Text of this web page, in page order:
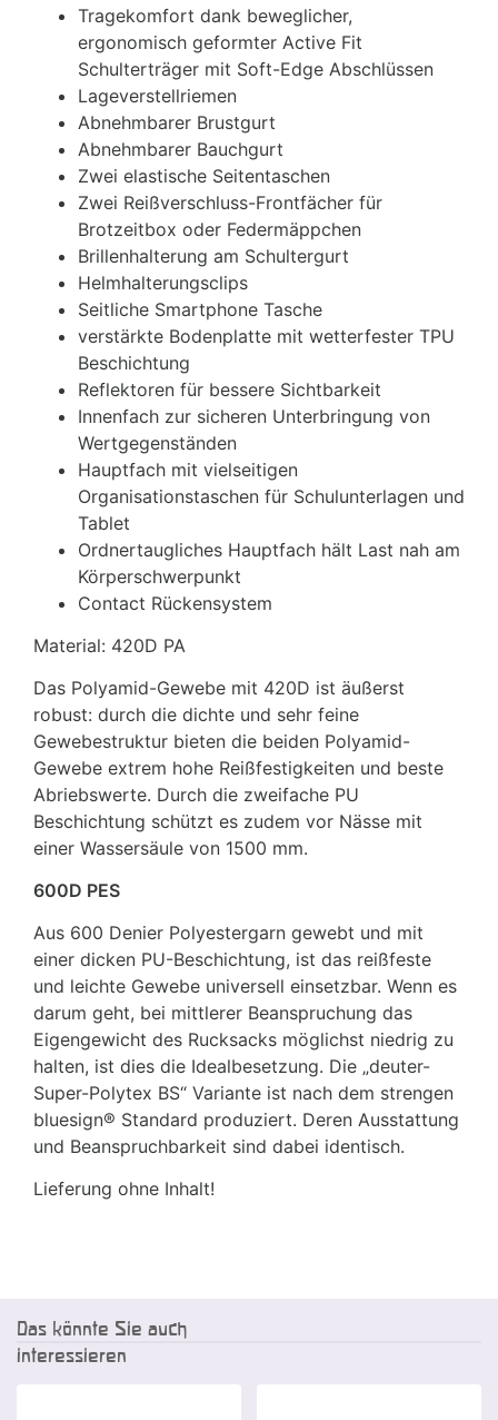
Tragekomfort dank beweglicher,
ergonomisch geformter Active Fit
Schulterträger mit Soft-Edge Abschlüssen
Lageverstellriemen
Abnehmbarer Brustgurt
Abnehmbarer Bauchgurt
Zwei elastische Seitentaschen
Zwei Reißverschluss-Frontfächer für
Brotzeitbox oder Federmäppchen
Brillenhalterung am Schultergurt
Helmhalterungsclips
Seitliche Smartphone Tasche
verstärkte Bodenplatte mit wetterfester TPU
Beschichtung
Reflektoren für bessere Sichtbarkeit
Innenfach zur sicheren Unterbringung von
Wertgegenständen
Hauptfach mit vielseitigen
Organisationstaschen für Schulunterlagen und
Tablet
Ordnertaugliches Hauptfach hält Last nah am
Körperschwerpunkt
Contact Rückensystem
Material: 420D PA
Das Polyamid-Gewebe mit 420D ist äußerst
robust: durch die dichte und sehr feine
Gewebestruktur bieten die beiden Polyamid-
Gewebe extrem hohe Reißfestigkeiten und beste
Abriebswerte. Durch die zweifache PU
Beschichtung schützt es zudem vor Nässe mit
einer Wassersäule von 1500 mm.
600D PES
Aus 600 Denier Polyestergarn gewebt und mit
einer dicken PU-Beschichtung, ist das reißfeste
und leichte Gewebe universell einsetzbar. Wenn es
darum geht, bei mittlerer Beanspruchung das
Eigengewicht des Rucksacks möglichst niedrig zu
halten, ist dies die Idealbesetzung. Die „deuter-
Super-Polytex BS“ Variante ist nach dem strengen
bluesign® Standard produziert. Deren Ausstattung
und Beanspruchbarkeit sind dabei identisch.
Lieferung ohne Inhalt!
Das könnte Sie auch
interessieren